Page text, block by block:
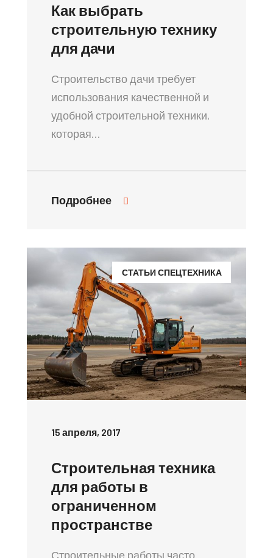
Как выбрать
строительную технику
для дачи
Строительство дачи требует
использования качественной и
удобной строительной техники,
которая…
Подробнее
СТАТЬИ СПЕЦТЕХНИКА
15 апреля, 2017
Строительная техника
для работы в
ограниченном
пространстве
Строительные работы часто